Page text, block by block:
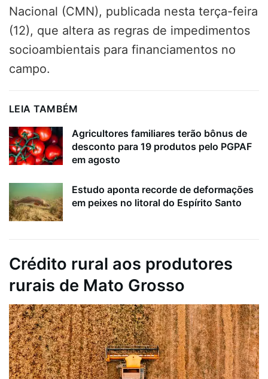
Nacional (CMN), publicada nesta terça-feira
(12), que altera as regras de impedimentos
socioambientais para financiamentos no
campo.
LEIA TAMBÉM
Agricultores familiares terão bônus de
desconto para 19 produtos pelo PGPAF
em agosto
Estudo aponta recorde de deformações
em peixes no litoral do Espírito Santo
Crédito rural aos produtores
rurais de Mato Grosso